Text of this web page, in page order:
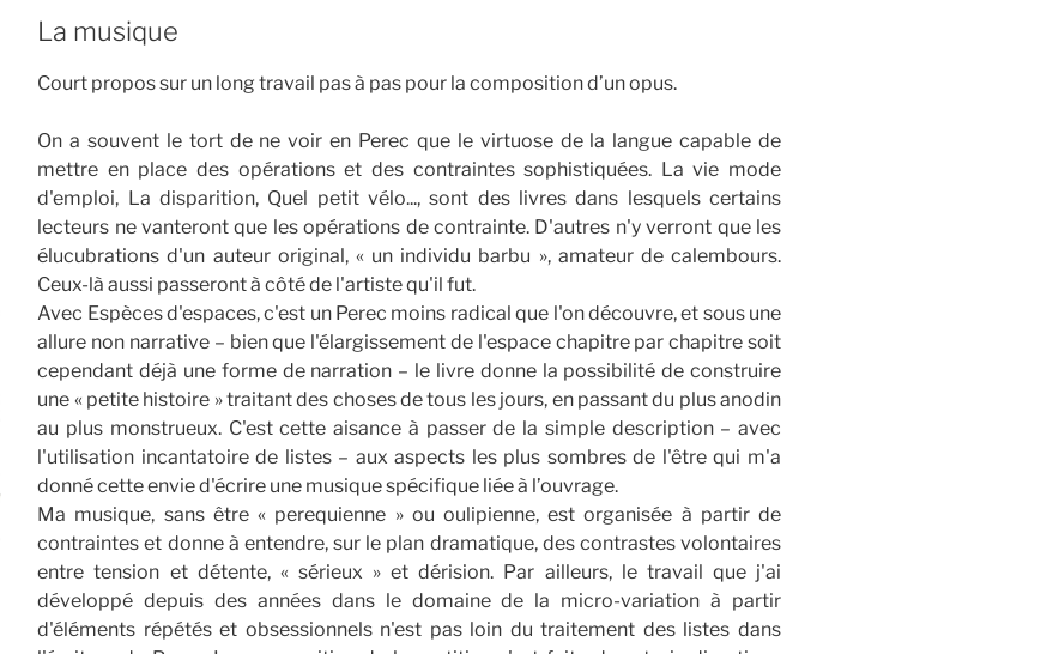
La musique
Court propos sur un long travail pas à pas pour la composition d’un opus.
On a souvent le tort de ne voir en Perec que le virtuose de la langue capable de
mettre en place des opérations et des contraintes sophistiquées. La vie mode
d'emploi, La disparition, Quel petit vélo..., sont des livres dans lesquels certains
lecteurs ne vanteront que les opérations de contrainte. D'autres n'y verront que les
élucubrations d'un auteur original, « un individu barbu », amateur de calembours.
Ceux-là aussi passeront à côté de l'artiste qu'il fut.
Avec Espèces d'espaces, c'est un Perec moins radical que l'on découvre, et sous une
allure non narrative – bien que l'élargissement de l'espace chapitre par chapitre soit
cependant déjà une forme de narration – le livre donne la possibilité de construire
une « petite histoire » traitant des choses de tous les jours, en passant du plus anodin
au plus monstrueux. C'est cette aisance à passer de la simple description – avec
l'utilisation incantatoire de listes – aux aspects les plus sombres de l'être qui m'a
donné cette envie d'écrire une musique spécifique liée à l’ouvrage.
Ma musique, sans être « perequienne » ou oulipienne, est organisée à partir de
contraintes et donne à entendre, sur le plan dramatique, des contrastes volontaires
entre tension et détente, « sérieux » et dérision. Par ailleurs, le travail que j'ai
développé depuis des années dans le domaine de la micro-variation à partir
d'éléments répétés et obsessionnels n'est pas loin du traitement des listes dans